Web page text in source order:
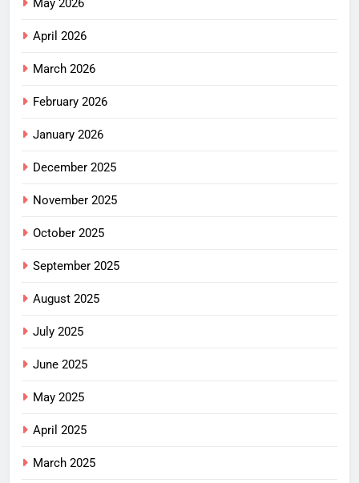
May 2026
April 2026
March 2026
February 2026
January 2026
December 2025
November 2025
October 2025
September 2025
August 2025
July 2025
June 2025
May 2025
April 2025
March 2025